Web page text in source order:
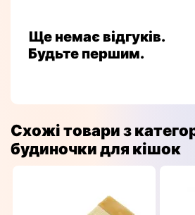
Ще немає відгуків.
Будьте першим.
Схожі товари з
будиночки для кішок